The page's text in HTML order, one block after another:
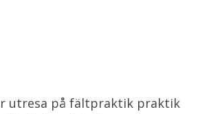
utresa på fältpraktik praktik